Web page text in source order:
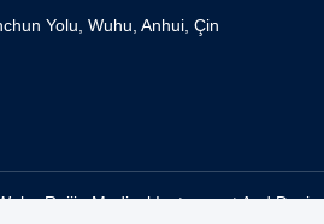
Yolu, Wuhu, Anhui, Çin
Ruijin Medical Instrument And